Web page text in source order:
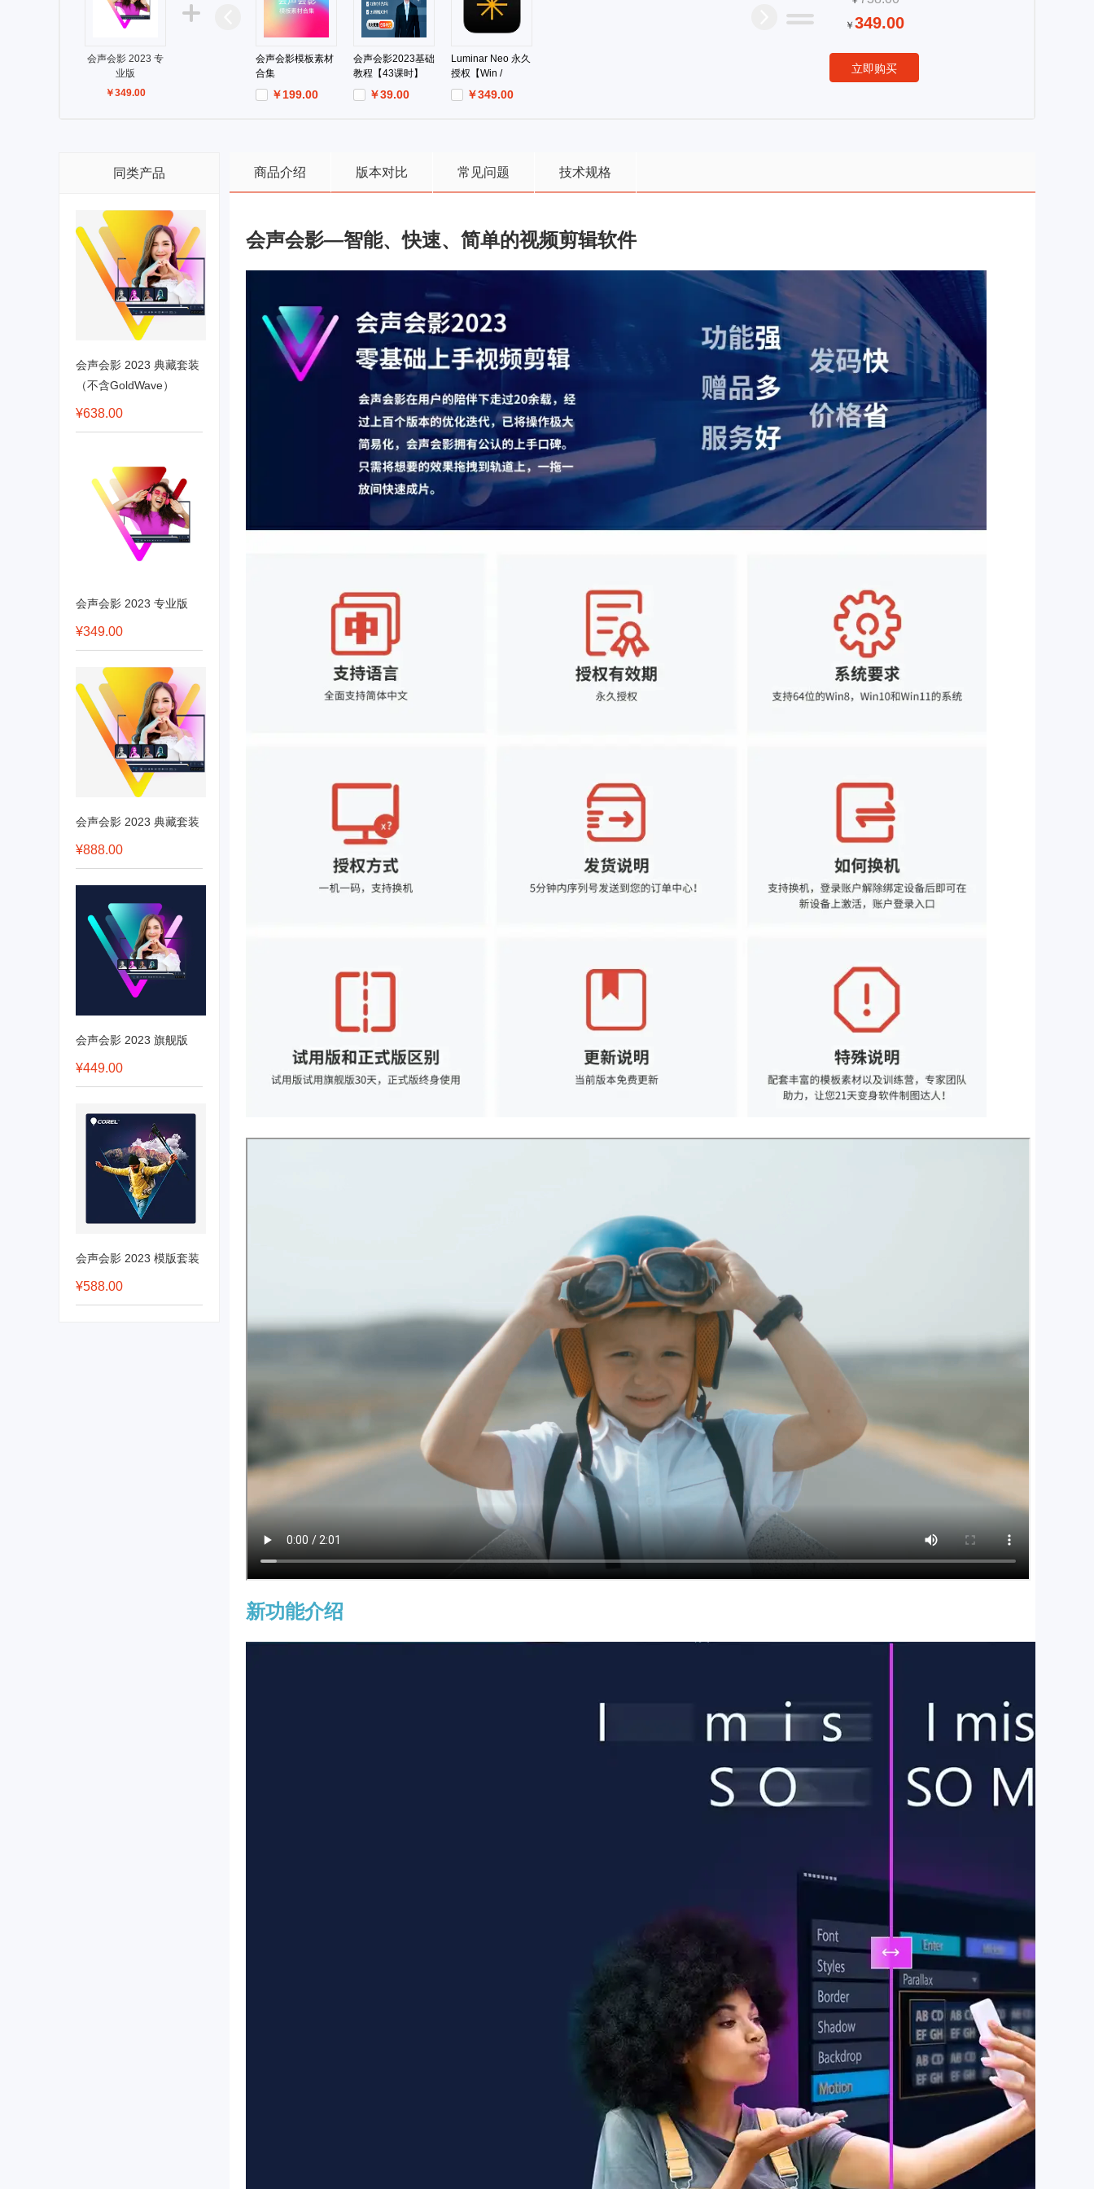
会声会影 2023 专
业版
￥349.00
会声会影模板素材
合集
￥199.00
会声会影2023基础
教程【43课时】
￥39.00
Luminar Neo 永久
授权【Win /
Mac】￥349.00
￥ 349.00
立即购买
同类产品
会声会影 2023 典藏套装
（不含GoldWave）
¥638.00
会声会影 2023 专业版
¥349.00
会声会影 2023 典藏套装
¥888.00
会声会影 2023 旗舰版
¥449.00
会声会影 2023 模版套装
¥588.00
商品介绍 版本对比 常见问题 技术规格
会声会影—智能、快速、简单的视频剪辑软件
新功能介绍